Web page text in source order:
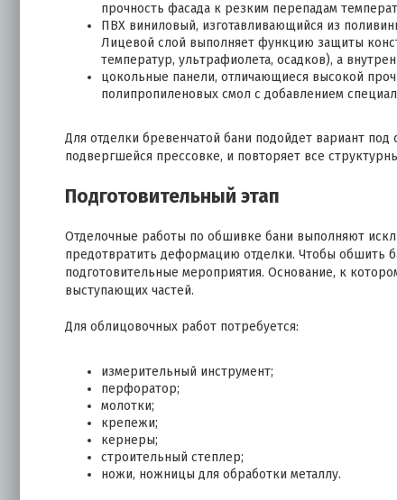
прочность фасада к резким перепадам
ПВХ виниловый, изготавливающийся из
Лицевой слой выполняет функцию защиты
температур, ультрафиолета, осадков), а
цокольные панели, отличающиеся высокой
полипропиленовых смол с добавлением
Для отделки бревенчатой бани подойдет вариант
подвергшейся прессовке, и повторяет все
Подготовительный этап
Отделочные работы по обшивке бани выполняют
предотвратить деформацию отделки. Чтобы обшить
подготовительные мероприятия. Основание, к
выступающих частей.
Для облицовочных работ потребуется:
измерительный инструмент;
перфоратор;
молотки;
крепежи;
кернеры;
строительный степлер;
ножи, ножницы для обработки металлу.